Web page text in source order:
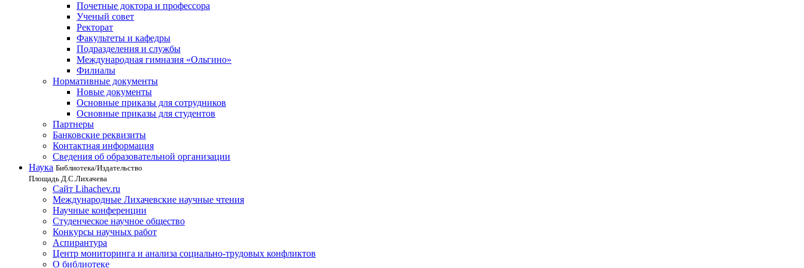
Почетные доктора и профессора
Ученый совет
Ректорат
Факультеты и кафедры
Подразделения и службы
Международная гимназия «Ольгино»
Филиалы
Нормативные документы
Новые документы
Основные приказы для сотрудников
Основные приказы для студентов
Партнеры
Банковские реквизиты
Контактная информация
Сведения об образовательной организации
Наука Библиотека/Издательство
Площадь Д.С.Лихачева
Сайт Lihachev.ru
Международные Лихачевские научные чтения
Научные конференции
Студенческое научное общество
Конкурсы научных работ
Аспирантура
Центр мониторинга и анализа социально-трудовых конфликтов
О библиотеке